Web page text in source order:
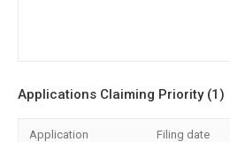
Applications Claiming Priority (1)
Application Filing date